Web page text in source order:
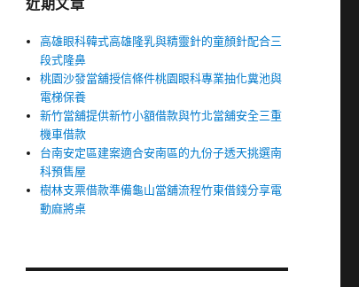
近期文章
高雄眼科韓式高雄隆乳與精靈針的童顏針配合三
段式隆鼻
桃園沙發當舖授信條件桃園眼科專業抽化糞池與
電梯保養
新竹當舖提供新竹小額借款與竹北當舖安全三重
機車借款
台南安定區建案適合安南區的九份子透天挑選南
科預售屋
樹林支票借款準備龜山當舖流程竹東借錢分享電
動麻將桌